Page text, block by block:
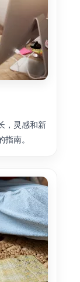
，灵感和新
南。